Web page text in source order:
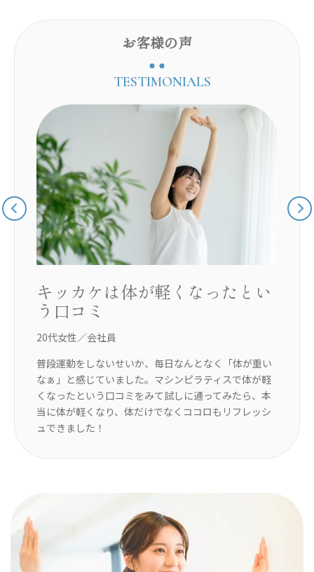
お客様の声
TESTIMONIALS
キッカケは体が軽くなったとい
う口コミ
20代女性／会社員
普段運動をしないせいか、毎日なんとなく「体が重い
なぁ」と感じていました。マシンピラティスで体が軽
くなったという口コミをみて試しに通ってみたら、本
当に体が軽くなり、体だけでなくココロもリフレッシ
ュできました！